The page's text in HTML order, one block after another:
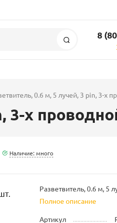
8
0.6 м, 5 лучей, 3 pin, 3-х
3-х
Наличие: много
Разветвитель, 0.6 м, 5
Полное описание
Артикул